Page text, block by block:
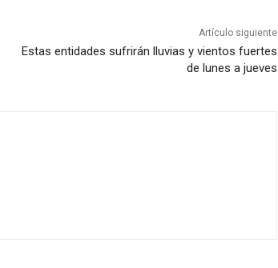
Artículo siguiente
Estas entidades sufrirán lluvias y vientos fuertes
de lunes a jueves